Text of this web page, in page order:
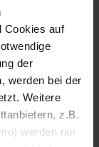
Cookies auf
der
werden bei der
Weitere
z.B.
werden nur
suffisante,
toutefois
n’est pas si
de choisir
pour régler le